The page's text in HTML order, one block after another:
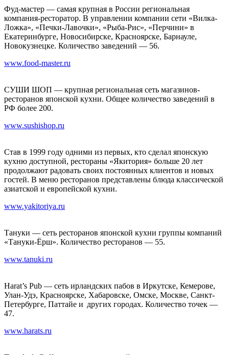
Фуд-мастер — самая крупная в России региональная
компания-ресторатор. В управлении компании сети «Вилка-
Ложка», «Печки-Лавочки», «Рыба-Рис», «Перчини» в
Екатеринбурге, Новосибирске, Красноярске, Барнауле,
Новокузнецке. Количество заведений — 56.
www.food-master.ru
СУШИ ШОП — крупная региональная сеть магазинов-
ресторанов японской кухни. Общее количество заведений в
РФ более 200.
www.sushishop.ru
Став в 1999 году одними из первых, кто сделал японскую
кухню доступной, рестораны «Якитория» больше 20 лет
продолжают радовать своих постоянных клиентов и новых
гостей. В меню ресторанов представлены блюда классической
азиатской и европейской кухни.
www.yakitoriya.ru
Тануки — сеть ресторанов японской кухни группы компаний
«Тануки-Ёрш». Количество ресторанов — 55.
www.tanuki.ru
Harat’s Pub — сеть ирландских пабов в Иркутске, Кемерове,
Улан-Удэ, Красноярске, Хабаровске, Омске, Москве, Санкт-
Петербурге, Паттайе и других городах. Количество точек —
47.
www.harats.ru